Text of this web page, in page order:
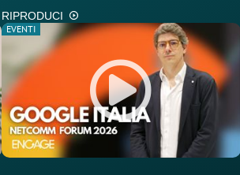
RIPRODUCI
EVENTI